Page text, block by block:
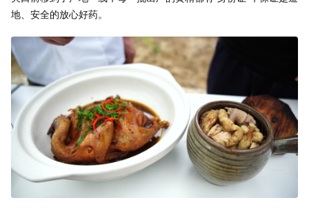
地、安全的放心好药。